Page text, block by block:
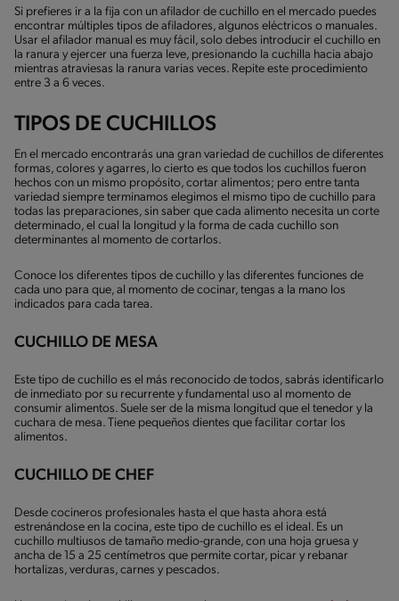
Si prefieres ir a la fija con un afilador de cuchillo en el mercado puedes
encontrar múltiples tipos de afiladores, algunos eléctricos o manuales.
Usar el afilador manual es muy fácil, solo debes introducir el cuchillo en
la ranura y ejercer una fuerza leve, presionando la cuchilla hacia abajo
mientras atraviesas la ranura varias veces. Repite este procedimiento
entre 3 a 6 veces.
TIPOS DE CUCHILLOS
En el mercado encontrarás una gran variedad de cuchillos de diferentes
formas, colores y agarres, lo cierto es que todos los cuchillos fueron
hechos con un mismo propósito, cortar alimentos; pero entre tanta
variedad siempre terminamos elegimos el mismo tipo de cuchillo para
todas las preparaciones, sin saber que cada alimento necesita un corte
determinado, el cual la longitud y la forma de cada cuchillo son
determinantes al momento de cortarlos.
Conoce los diferentes tipos de cuchillo y las diferentes funciones de
cada uno para que, al momento de cocinar, tengas a la mano los
indicados para cada tarea.
CUCHILLO DE MESA
Este tipo de cuchillo es el más reconocido de todos, sabrás identificarlo
de inmediato por su recurrente y fundamental uso al momento de
consumir alimentos. Suele ser de la misma longitud que el tenedor y la
cuchara de mesa. Tiene pequeños dientes que facilitar cortar los
alimentos.
CUCHILLO DE CHEF
Desde cocineros profesionales hasta el que hasta ahora está
estrenándose en la cocina, este tipo de cuchillo es el ideal. Es un
cuchillo multiusos de tamaño medio-grande, con una hoja gruesa y
ancha de 15 a 25 centímetros que permite cortar, picar y rebanar
hortalizas, verduras, carnes y pescados.